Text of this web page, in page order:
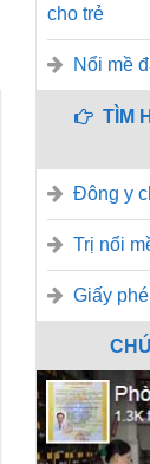
cho trẻ
Nổi mề
TÌM
Đông y
Trị nổi
Giấy